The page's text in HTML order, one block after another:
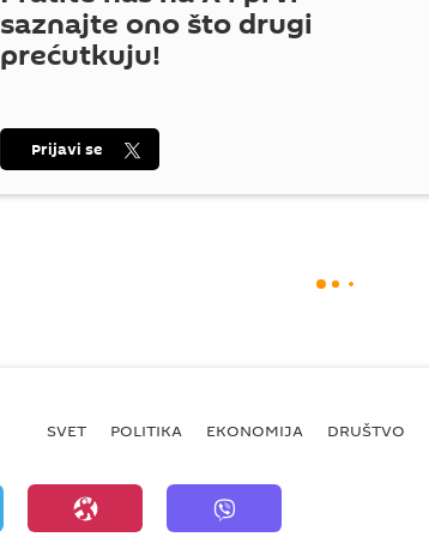
saznajte ono što drugi
prećutkuju!
Prijavi se
SVET POLITIKA EKONOMIJA DRUŠTVO